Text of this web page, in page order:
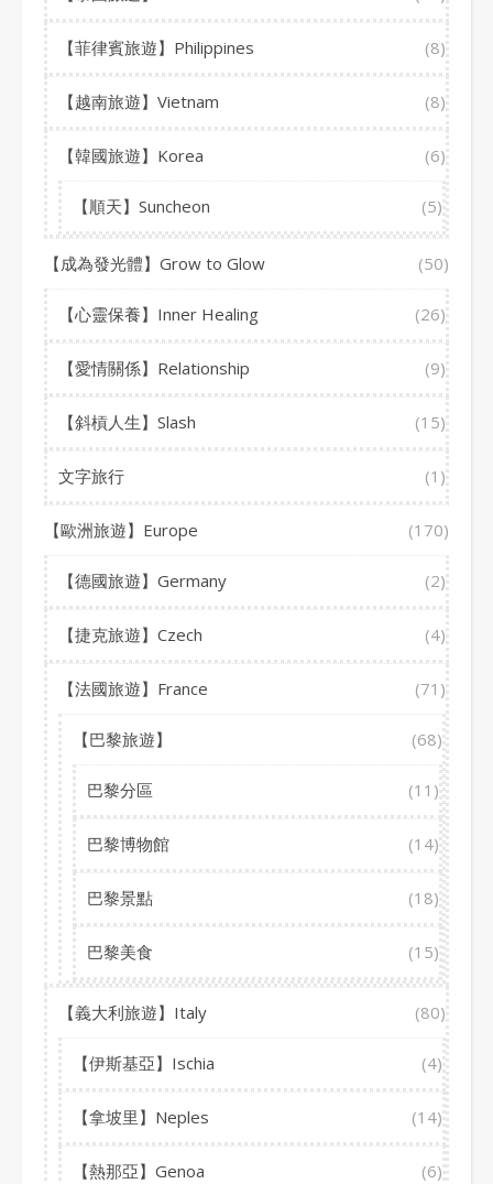
【菲律賓旅遊】Philippines (8)
【越南旅遊】Vietnam (8)
【韓國旅遊】Korea (6)
【順天】Suncheon (5)
【成為發光體】Grow to Glow (50)
【心靈保養】Inner Healing (26)
【愛情關係】Relationship (9)
【斜槓人生】Slash (15)
文字旅行 (1)
【歐洲旅遊】Europe (170)
【德國旅遊】Germany (2)
【捷克旅遊】Czech (4)
【法國旅遊】France (71)
【巴黎旅遊】 (68)
巴黎分區 (11)
巴黎博物館 (14)
巴黎景點 (18)
巴黎美食 (15)
【義大利旅遊】Italy (80)
【伊斯基亞】Ischia (4)
【拿坡里】Neples (14)
【熱那亞】Genoa (6)